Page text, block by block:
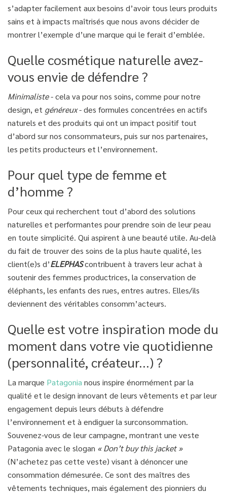
s’adapter facilement aux besoins d’avoir tous leurs produits
sains et à impacts maîtrisés que nous avons décider de
montrer l’exemple d’une marque qui le ferait d’emblée.
Quelle cosmétique naturelle avez-
vous envie de défendre ?
Minimaliste- cela va pour nos soins, comme pour notre
design, et généreux- des formules concentrées en actifs
naturels et des produits qui ont un impact positif tout
d’abord sur nos consommateurs, puis sur nos partenaires,
les petits producteurs et l’environnement.
Pour quel type de femme et
d’homme ?
Pour ceux qui recherchent tout d’abord des solutions
naturelles et performantes pour prendre soin de leur peau
en toute simplicité. Qui aspirent à une beauté utile. Au-delà
du fait de trouver des soins de la plus haute qualité, les
client(e)s d’ELEPHAScontribuent à travers leur achat à
soutenir des femmes productrices, la conservation de
éléphants, les enfants des rues, entres autres. Elles/ils
deviennent des véritables consomm’acteurs.
Quelle est votre inspiration mode du
moment dans votre vie quotidienne
(personnalité, créateur...) ?
La marque Patagonia nous inspire énormément par la
qualité et le design innovant de leurs vêtements et par leur
engagement depuis leurs débuts à défendre
l’environnement et à endiguer la surconsommation.
Souvenez-vous de leur campagne, montrant une veste
Patagonia avec le slogan « Don’t buy this jacket »
(N’achetez pas cette veste) visant à dénoncer une
consommation démesurée. Ce sont des maîtres des
vêtements techniques, mais également des pionniers du